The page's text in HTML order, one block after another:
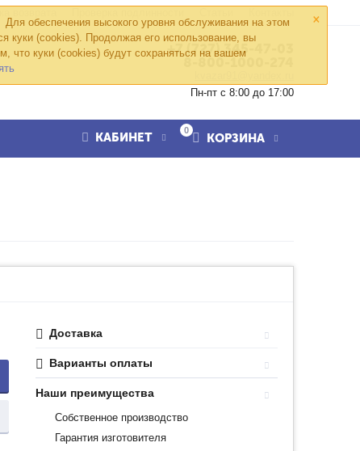
×
Для обеспечения высокого уровня обслуживания на этом
куки (cookies). Продолжая его использование, вы
что куки (cookies) будут сохраняться на вашем
+7 (727) 345-47-03
Пн-пт с 8:00 до 17:00
0
КОРЗИНА
КАБИНЕТ
Доставка
Варианты оплаты
Наши преимущества
Собственное производство
Гарантия изготовителя